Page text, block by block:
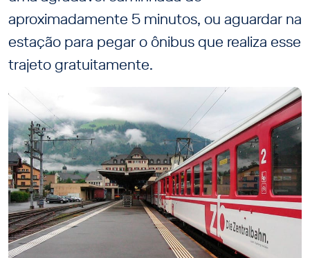
aproximadamente 5 minutos, ou aguardar na
estação para pegar o ônibus que realiza esse
trajeto gratuitamente.